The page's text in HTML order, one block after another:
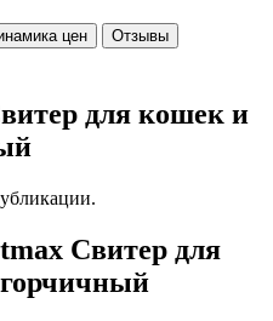
цен
Отзывы
для кошек и
Свитер для